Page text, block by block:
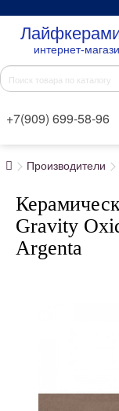
интернет-
+7(909) 699-58-96
Производители
Gravity
Argenta